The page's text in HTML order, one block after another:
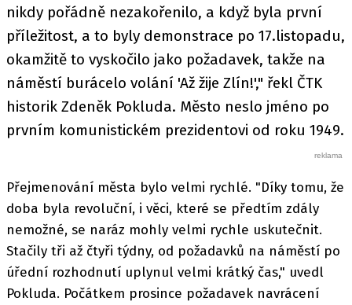
nikdy pořádně nezakořenilo, a když byla první
příležitost, a to byly demonstrace po 17.listopadu,
okamžitě to vyskočilo jako požadavek, takže na
náměstí burácelo volání 'Až žije Zlín!'," řekl ČTK
historik Zdeněk Pokluda. Město neslo jméno po
prvním komunistickém prezidentovi od roku 1949.
Přejmenování města bylo velmi rychlé. "Díky tomu, že
doba byla revoluční, i věci, které se předtím zdály
nemožné, se naráz mohly velmi rychle uskutečnit.
Stačily tři až čtyři týdny, od požadavků na náměstí po
úřední rozhodnutí uplynul velmi krátký čas," uvedl
Pokluda. Počátkem prosince požadavek navrácení